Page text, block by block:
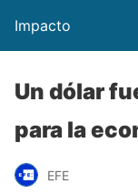
Impacto
Un dólar
para la
EFE